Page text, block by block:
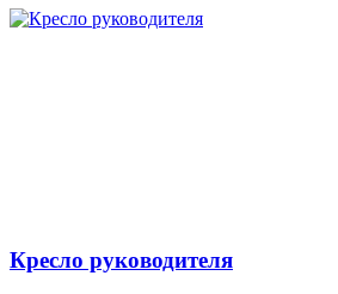
Кресло руководителя